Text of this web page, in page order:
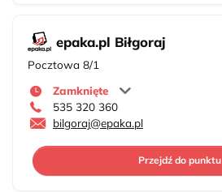
epaka.pl Biłgoraj
Pocztowa 8/1
Zamknięte
535 320 360
bilgoraj@epaka.pl
Przejdź do punktu